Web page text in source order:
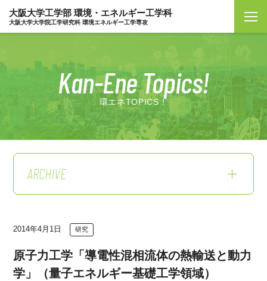
大阪大学工学部 環境・エネルギー工学科
大阪大学大学院工学研究科 環境エネルギー工学専攻
ARCHIVE
Kan-Ene Topics!
環エネTOPICS！
2014年4月1日 研究
原子力工学「導電性混相流体の熱輸送と動力
学」（量子エネルギー基礎工学領域）